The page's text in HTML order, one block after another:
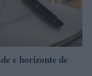
e horizonte de